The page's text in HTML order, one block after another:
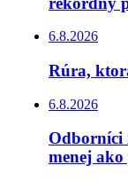
6.8.2026
Rúra,
6.8.2026
Odborníci
menej